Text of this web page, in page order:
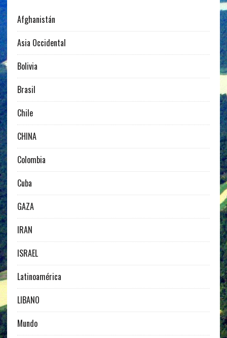
Afghanistán
Asia Occidental
Bolivia
Brasil
Chile
CHINA
Colombia
Cuba
GAZA
IRAN
ISRAEL
Latinoamérica
LIBANO
Mundo